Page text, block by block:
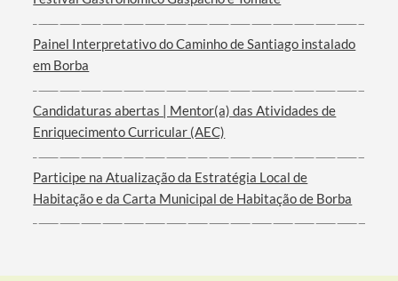
Categorias gerais
Filtros
Painel Interpretativo do Caminho de Santiago instalado
em Borba
Candidaturas abertas | Mentor(a) das Atividades de
Enriquecimento Curricular (AEC)
Participe na Atualização da Estratégia Local de
Habitação e da Carta Municipal de Habitação de Borba